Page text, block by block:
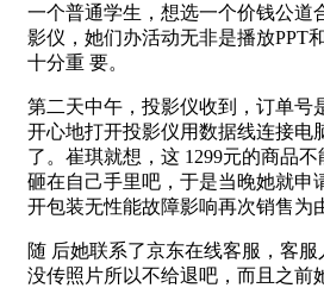
一个普通学生，想选一个价钱公道
影仪，她们办活动无非是播放PPT
十分重 要。
第二天中午，投影仪收到，订单号
开心地打开投影仪用数据线连接电
了。崔琪就想，这 1299元的商品
砸在自己手里吧，于是当晚她就申
开包装无性能故障影响再次销售为
随 后她联系了京东在线客服，客
没传照片所以不给退吧，而且之前